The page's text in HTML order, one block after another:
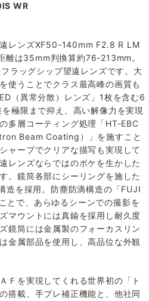
WR
レンズXF50-140mm F2.8 R LM
離は35mm判換算約76-213mm。
ラッグシップ望遠レンズです。大
使うことでクラス最高峰の画質も
（異常分散）レンズ」1枚を含む6
極限まで抑え、高い解像力を実現
多層コーティング処理「HT-EBC
Beam Coating）」を施すこと
ャープでクリアな描写も実現して
レンズならではのボケを生かした
。鏡筒各部にシーリングを施した
を採用。防塵防滴構造の「FUJI
とで、あらゆるシーンでの撮影を
マウントには真鍮を採用し耐久度
鏡筒には金属製のフォーカスリン
金属部品を使用し、高品位な外観
Ｆを実現してくれる世界初の「ト
搭載、手ブレ補正機能と、他社同